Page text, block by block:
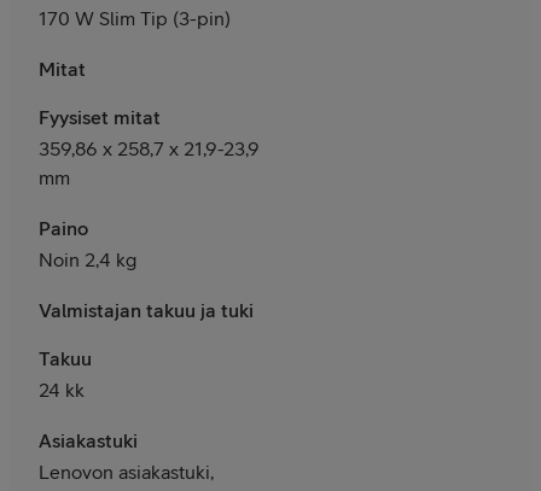
170 W Slim Tip (3-pin)
Mitat
Fyysiset mitat
359,86 x 258,7 x 21,9-23,9
mm
Paino
Noin 2,4 kg
Valmistajan takuu ja tuki
Takuu
24 kk
Asiakastuki
Lenovon asiakastuki,